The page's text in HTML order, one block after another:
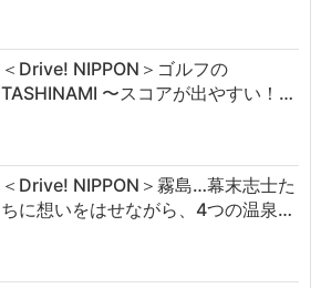
＜Drive! NIPPON＞ゴルフの
TASHINAMI 〜スコアが出やすい！…
＜Drive! NIPPON＞霧島…幕末志士た
ちに想いをはせながら、4つの温泉…